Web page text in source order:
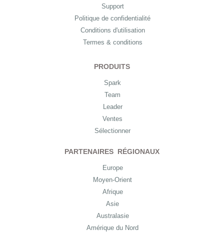
Support
Politique de confidentialité
Conditions d'utilisation
Termes & conditions
PRODUITS
Spark
Team
Leader
Ventes
Sélectionner
PARTENAIRES RÉGIONAUX
Europe
Moyen-Orient
Afrique
Asie
Australasie
Amérique du Nord